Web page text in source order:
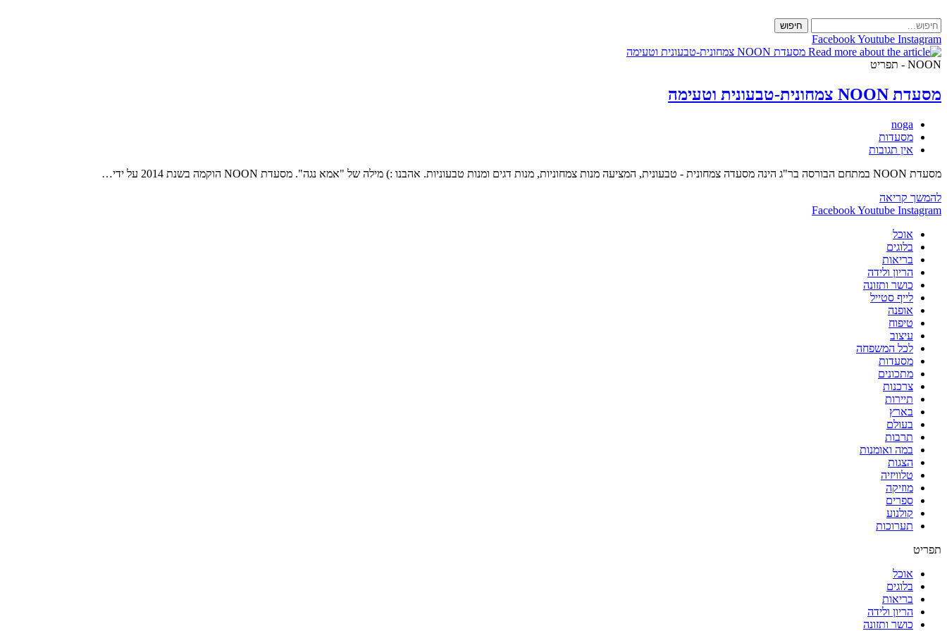
to
content
חיפוש
FacebookYoutube Instagram
NOON - תפריט
מסעדת NOON צמחונית-טבעונית וטעימה
מחבר:
noga
קטגוריה:
מסעדות
תגובות:
אין תגובות
מסעדת NOON במתחם הבורסה בר"ג הינה מסעדה צמחונית - טבעונית, המציעה מנות צמחוניות, מנות דגים ומנות טבעוניות. אהבנו :) מילה של "אמא נגה". מסעדת NOON הוקמה בשנת 2014 על ידי…
להמשך קריאהמסעדת
NOON
FacebookYoutube Instagram
אוכל
בלוגים
בריאות
הריון ולידה
כושר ותזונה
לייף סטייל
אופנה
טיפוח
עיצוב
לכל המשפחה
מסעדות
מתכונים
צרכנות
תיירות
בארץ
בעולם
תרבות
במה ואומנות
הצגות
טלוויזיה
מוזיקה
ספרים
קולנוע
תערוכות
תפריט
אוכל
בלוגים
בריאות
הריון ולידה
כושר ותזונה